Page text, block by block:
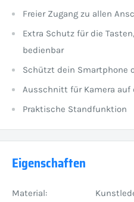
Freier Zugang zu allen
Extra Schutz für die
bedienbar
Schützt dein Smartphone
Ausschnitt für Kamera auf
Praktische Standfunktion
Eigenschaften
Material: